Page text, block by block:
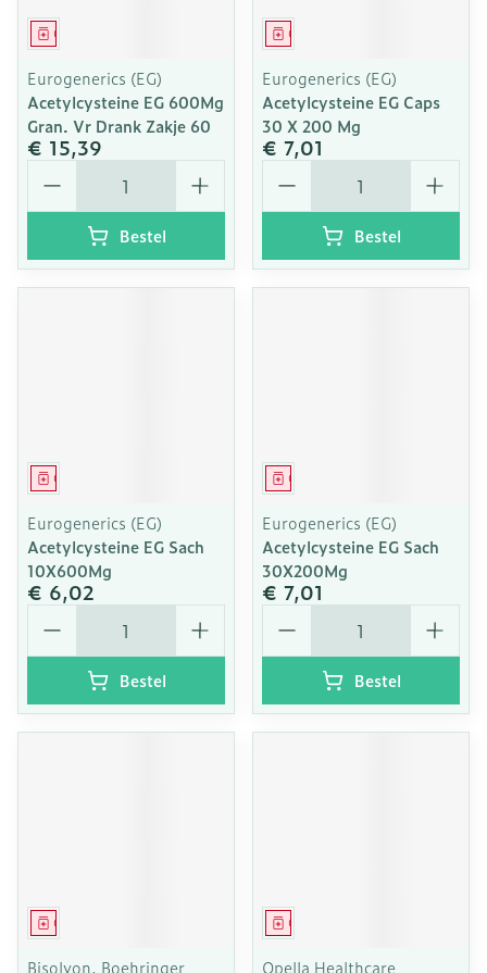
Geneesmiddel
Eurogenerics (EG)
Acetylcysteine EG 600Mg
Gran. Vr Drank Zakje 60
€ 15,39
Aantal
Bestel
Geneesmiddel
Eurogenerics (EG)
Acetylcysteine EG Caps
30 X 200 Mg
€ 7,01
Aantal
Bestel
Geneesmiddel
Eurogenerics (EG)
Acetylcysteine EG Sach
10X600Mg
€ 6,02
Aantal
Bestel
Geneesmiddel
Eurogenerics (EG)
Acetylcysteine EG Sach
30X200Mg
€ 7,01
Aantal
Bestel
Geneesmiddel
Bisolvon, Boehringer
Geneesmiddel
Opella Healthcare